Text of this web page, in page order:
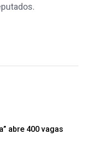
abre 400 vagas